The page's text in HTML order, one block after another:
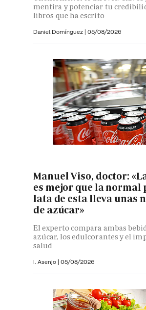
mentira y potenciar tu
libros que ha escrito
Daniel Domínguez | 05/08/2026
Manuel Viso, doctor:
es mejor que la normal
lata de esta lleva unas
de azúcar»
El experto compara ambas
azúcar, los edulcorantes y el
salud
I. Asenjo | 05/08/2026